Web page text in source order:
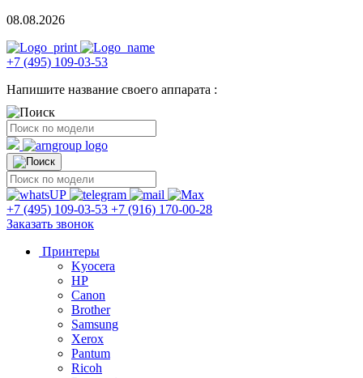
08.08.2026
+7 (495) 109-03-53
Напишите название своего аппарата :
+7 (495) 109-03-53 +7 (916) 170-00-28
Заказать звонок
Принтеры
Kyocera
HP
Canon
Brother
Samsung
Xerox
Pantum
Ricoh